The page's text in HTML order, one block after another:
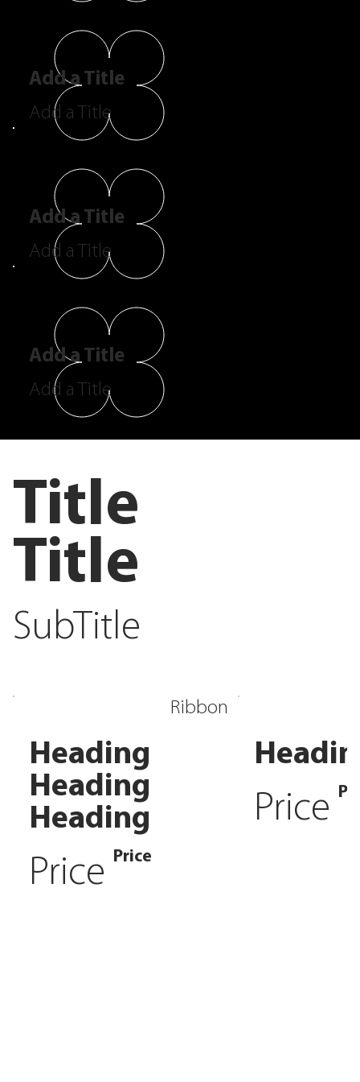
Add a Title
Add a Title
Add a Title
Add a Title
Add a Title
Add a Title
Title
Title
SubTitle
Ribbon
Heading
Heading
Heading
Price Price
Price